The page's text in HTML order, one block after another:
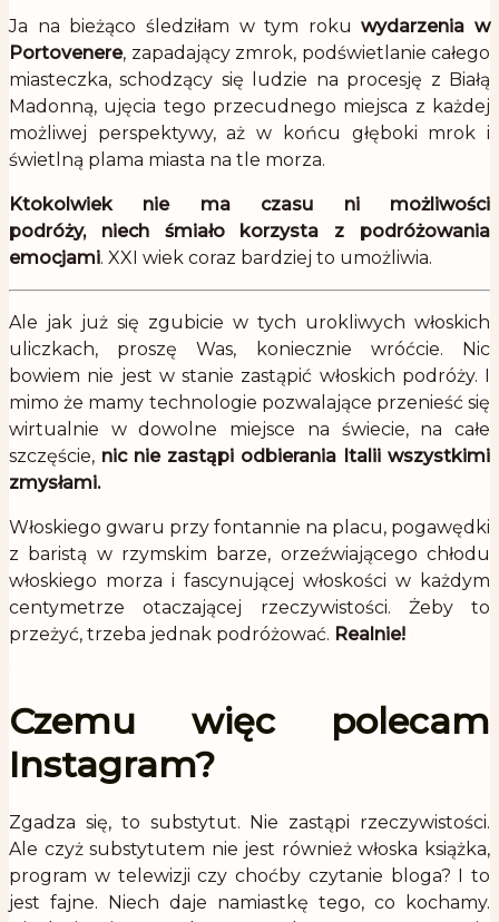
Ja na bieżąco śledziłam w tym rokuwydarzenia w
Portovenere, zapadający zmrok, podświetlanie całego
miasteczka, schodzący się ludzie na procesję z Białą
Madonną, ujęcia tego przecudnego miejsca z każdej
możliwej perspektywy, aż w końcu głęboki mrok i
świetlną plama miasta na tle morza.
Ktokolwiek nie ma czasu ni możliwości
podróży, niech śmiało korzysta z
podróżowania
emocjami. XXI wiek coraz bardziej to umożliwia.
Ale jak już się zgubicie w tych urokliwych włoskich
uliczkach, proszę Was, koniecznie wróćcie. Nic
bowiem nie jest w stanie zastąpić włoskich podróży. I
mimo że mamy technologie pozwalające przenieść się
wirtualnie w dowolne miejsce na świecie, na całe
szczęście, nic nie zastąpi odbierania Italii wszystkimi
zmysłami.
Włoskiego gwaru przy fontannie na placu, pogawędki
z baristą w rzymskim barze, orzeźwiającego chłodu
włoskiego morza i fascynującej włoskości w każdym
centymetrze otaczającej rzeczywistości. Żeby to
przeżyć, trzeba jednak podróżować. Realnie! .
.
Czemu więc polecam
Instagram?
Zgadza się, to substytut. Nie zastąpi rzeczywistości.
Ale czyż substytutem nie jest również włoska książka,
program w telewizji czy choćby czytanie bloga? I to
jest fajne. Niech daje namiastkę tego, co kochamy.